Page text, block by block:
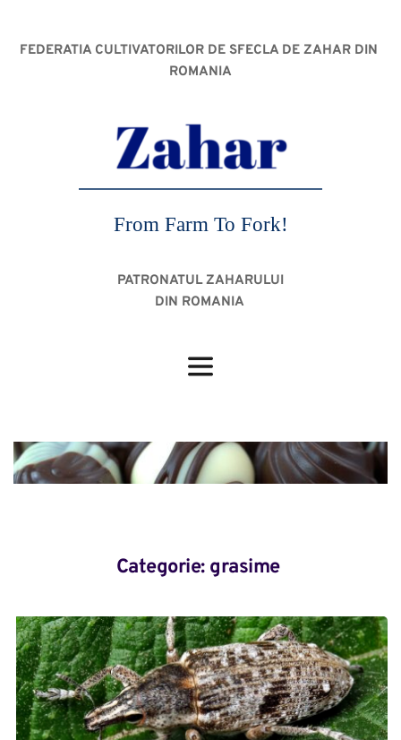
FEDERATIA CULTIVATORILOR DE SFECLA DE ZAHAR DIN
ROMANIA
From Farm To Fork!
PATRONATUL ZAHARULUI
DIN ROMANIA
Categorie: grasime